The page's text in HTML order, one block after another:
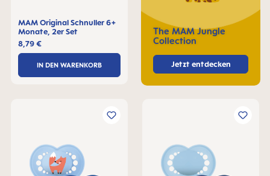
The MAM Jungle
Collection
Jetzt entdecken
MAM Original Schnuller 6+
Monate, 2er Set
8,79 €
IN DEN WARENKORB